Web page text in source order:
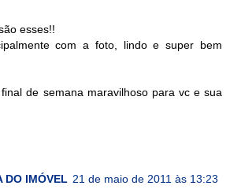
esses!!
com a foto, lindo e super bem
de semana maravilhoso para vc e sua
DO IMÓVEL 21 de maio de 2011 às 13:23